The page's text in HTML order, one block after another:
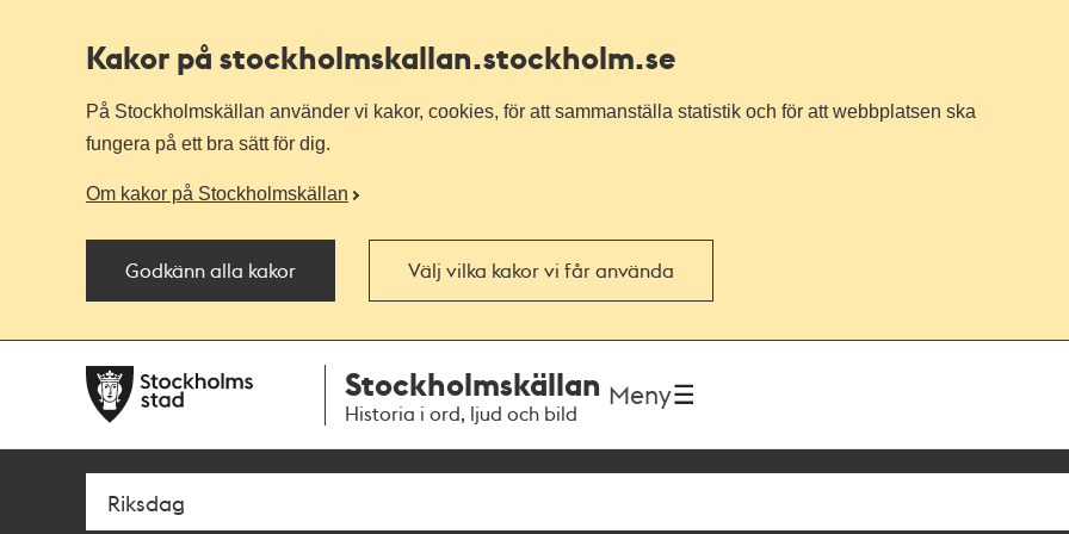
Kakor på stockholmskallan.stockholm.se
På Stockholmskällan använder vi kakor, cookies, för att sammanställa statistik och för att webbplatsen ska
fungera på ett bra sätt för dig.
Om kakor på Stockholmskällan
Godkänn alla kakor Välj vilka kakor vi får använda
navigationen
huvudinnehållet
Stockholmskällan
Historia i ord, ljud och bild
Meny
Sök